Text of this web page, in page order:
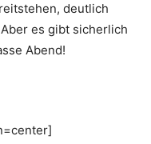
deutlich
es gibt sicherlich
Abend!